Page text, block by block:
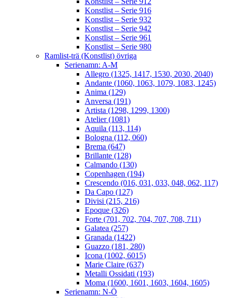
Konstlist – Serie 916
Konstlist – Serie 932
Konstlist – Serie 942
Konstlist – Serie 961
Konstlist – Serie 980
Ramlist-trä (Konstlist) övriga
Serienamn: A-M
Allegro (1325, 1417, 1530, 2030, 2040)
Andante (1060, 1063, 1079, 1083, 1245)
Anima (129)
Anversa (191)
Artista (1298, 1299, 1300)
Atelier (1081)
Aquila (113, 114)
Bologna (112, 060)
Brema (647)
Brillante (128)
Calmando (130)
Copenhagen (194)
Crescendo (016, 031, 033, 048, 062, 117)
Da Capo (127)
Divisi (215, 216)
Epoque (326)
Forte (701, 702, 704, 707, 708, 711)
Galatea (257)
Granada (1422)
Guazzo (181, 280)
Icona (1002, 6015)
Marie Claire (637)
Metalli Ossidati (193)
Moma (1600, 1601, 1603, 1604, 1605)
Serienamn: N-Ö